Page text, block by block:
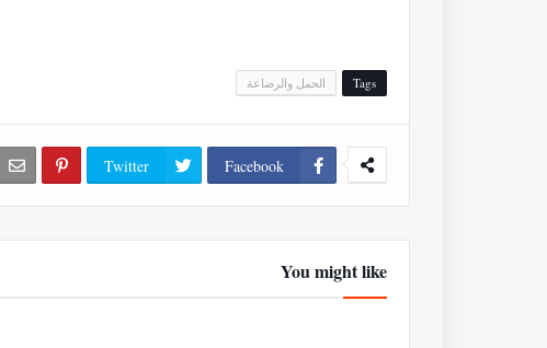
Tags الحمل والرضاعة
Facebook
Twitter
You might like